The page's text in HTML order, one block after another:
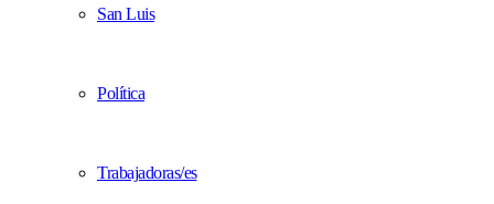
San Luis
Política
Trabajadoras/es